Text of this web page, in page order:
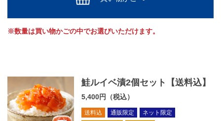
※数量は買い物かごの中でお選びいただけます。
鮭ルイベ漬2個セット【送料込】
5,400円（税込）
送料込 通販限定
ネット限定